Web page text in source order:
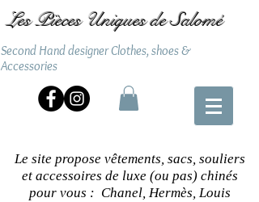
Les Pièces Uniques de Salomé
Second Hand designer Clothes, shoes &
Accessories
Le site propose vêtements, sacs, souliers
et accessoires de luxe (ou pas) chinés
pour vous : Chanel, Hermès, Louis